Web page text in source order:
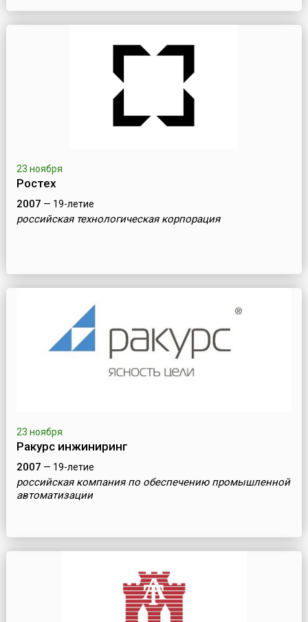
23 ноября
Ростех
2007 — 19-летие
российская технологическая корпорация
23 ноября
Ракурс инжиниринг
2007 — 19-летие
российская компания по обеспечению промышленной
автоматизации